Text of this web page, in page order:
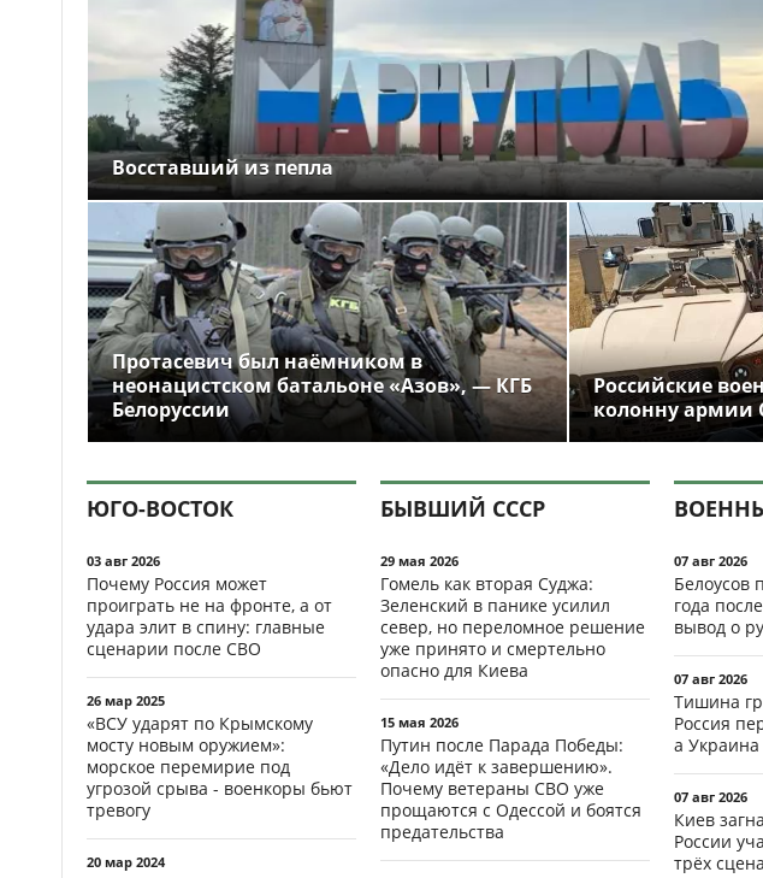
Восставший из пепла
Протасевич был наёмником в
неонацистском батальоне «Азов», — КГБ
Белоруссии
Российские
колонну
ЮГО-ВОСТОК
03 авг 2026
Почему Россия может
проиграть не на фронте, а от
удара элит в спину: главные
сценарии после СВО
26 мар 2025
«ВСУ ударят по Крымскому
мосту новым оружием»:
морское перемирие под
угрозой срыва - военкоры бьют
тревогу
20 мар 2024
БЫВШИЙ СССР
29 мая 2026
Гомель как вторая Суджа:
Зеленский в панике усилил
север, но переломное решение
уже принято и смертельно
опасно для Киева
15 мая 2026
Путин после Парада Победы:
«Дело идёт к завершению».
Почему ветераны СВО уже
прощаются с Одессой и боятся
предательства
07 авг 2026
Белоусов
года
вывод о
07 авг 2026
Тишина
Россия
а
07 авг 2026
Киев
России
трёх